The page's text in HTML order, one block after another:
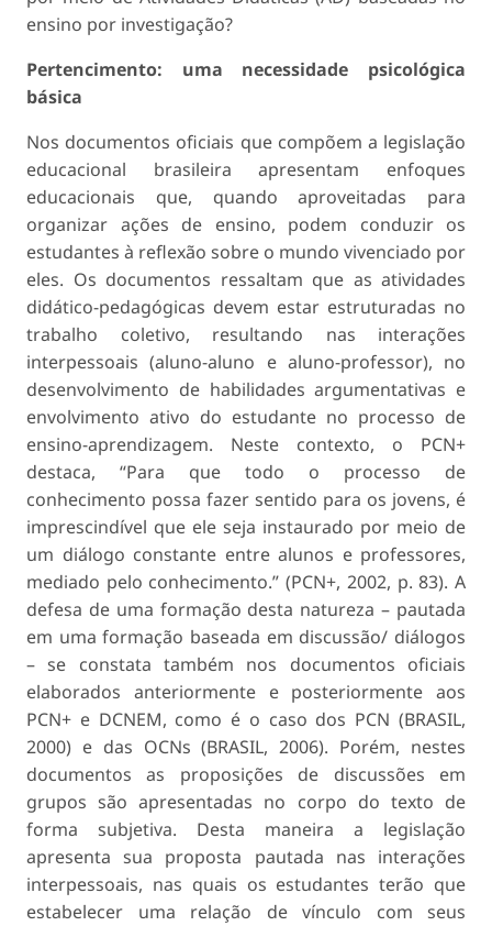
ensino por investigação?
Pertencimento: uma necessidade psicológica
básica
Nos documentos oficiais que compõem a legislação
educacional brasileira apresentam enfoques
educacionais que, quando aproveitadas para
organizar ações de ensino, podem conduzir os
estudantes à reflexão sobre o mundo vivenciado por
eles. Os documentos ressaltam que as atividades
didático-pedagógicas devem estar estruturadas no
trabalho coletivo, resultando nas interações
interpessoais (aluno-aluno e aluno-professor), no
desenvolvimento de habilidades argumentativas e
envolvimento ativo do estudante no processo de
ensino-aprendizagem. Neste contexto, o PCN+
destaca, “Para que todo o processo de
conhecimento possa fazer sentido para os jovens, é
imprescindível que ele seja instaurado por meio de
um diálogo constante entre alunos e professores,
mediado pelo conhecimento.” (PCN+, 2002, p. 83). A
defesa de uma formação desta natureza – pautada
em uma formação baseada em discussão/ diálogos
– se constata também nos documentos oficiais
elaborados anteriormente e posteriormente aos
PCN+ e DCNEM, como é o caso dos PCN (BRASIL,
2000) e das OCNs (BRASIL, 2006). Porém, nestes
documentos as proposições de discussões em
grupos são apresentadas no corpo do texto de
forma subjetiva. Desta maneira a legislação
apresenta sua proposta pautada nas interações
interpessoais, nas quais os estudantes terão que
estabelecer uma relação de vínculo com seus